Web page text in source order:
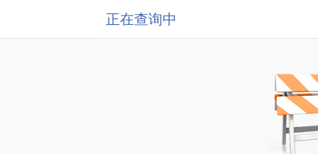
正在查询中